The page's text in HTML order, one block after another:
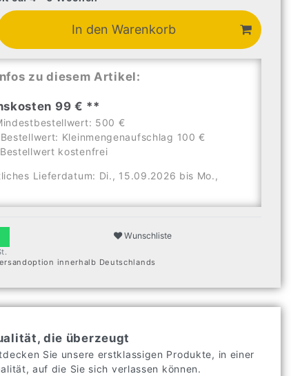
In den Warenkorb
zu diesem Artikel:
99 € **
500 €
Kleinmengenaufschlag 100 €
kostenfrei
Lieferdatum: Di., 15.09.2026 bis Mo.,
Wunschliste
innerhalb Deutschlands
die überzeugt
Sie unsere erstklassigen Produkte, in einer
auf die Sie sich verlassen können.